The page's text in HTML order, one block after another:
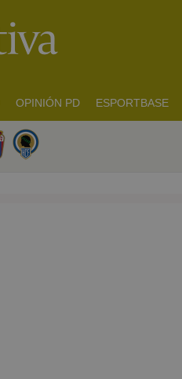
OPINIÓN PD ESPORTBASE